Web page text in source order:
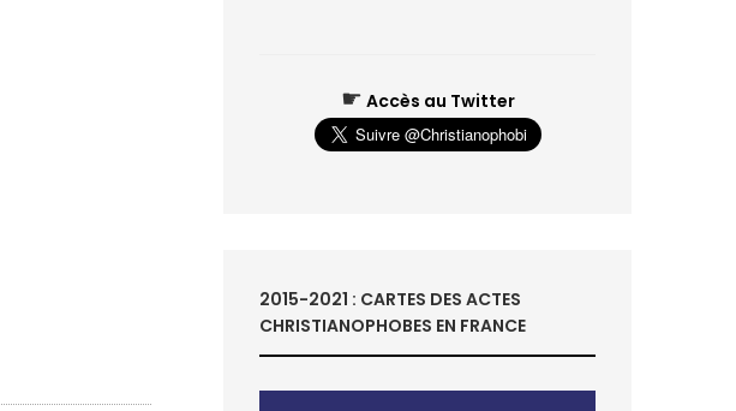
☛ Accès au Twitter
2015-2021 : CARTES DES ACTES
CHRISTIANOPHOBES EN FRANCE